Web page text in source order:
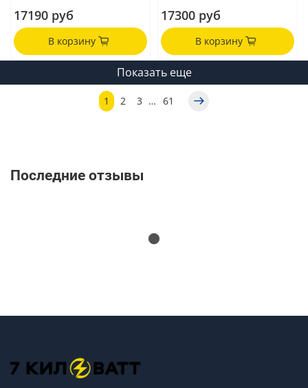
17190 руб
В корзину
17300 руб
В корзину
Показать еще
1 2 3 … 61
Последние отзывы